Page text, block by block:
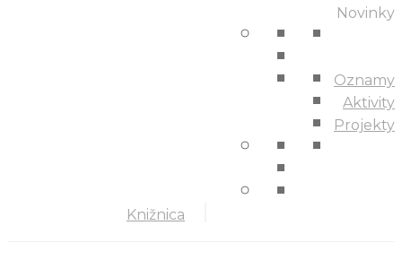
Knižnica
Novinky
Oznamy
Aktivity
Projekty